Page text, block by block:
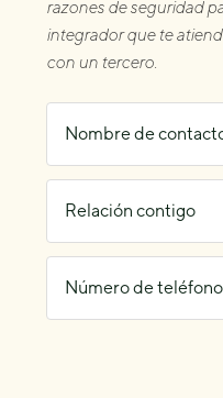
razones de seguridad
integrador que te
con un tercero.